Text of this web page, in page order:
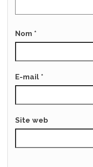
Nom *
E-mail *
Site web